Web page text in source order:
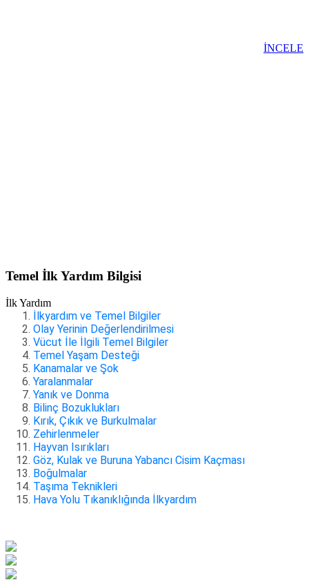
İNCELE
Temel İlk Yardım Bilgisi
İlk Yardım
İlkyardım ve Temel Bilgiler
Olay Yerinin Değerlendirilmesi
Vücut İle İlgili Temel Bilgiler
Temel Yaşam Desteği
Kanamalar ve Şok
Yaralanmalar
Yanık ve Donma
Bilinç Bozuklukları
Kırık, Çıkık ve Burkulmalar
Zehirlenmeler
Hayvan Isırıkları
Göz, Kulak ve Buruna Yabancı Cisim Kaçması
Boğulmalar
Taşıma Teknikleri
Hava Yolu Tıkanıklığında İlkyardım